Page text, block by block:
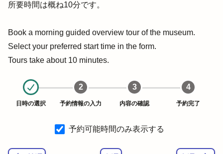
所要時間は概ね10分です。
Book a morning guided overview tour of the museum.
Select your preferred start time in the form.
Tours take about 10 minutes.
日時の選択
2
予約情報の入力
3
内容の確認
4
予約完了
予約可能時間のみ表示する